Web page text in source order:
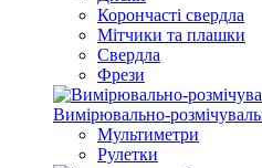
Корончасті свердла
Мітчики та плашки
Свердла
Фрези
Вимірювально-
Мультиметри
Рулетки